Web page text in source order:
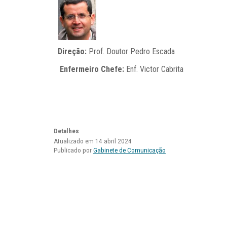
Direção: Prof. Doutor Pedro Escada
Enfermeiro Chefe: Enf. Victor Cabrita
Detalhes
Atualizado em 14 abril 2024
Publicado por Gabinete de Comunicação